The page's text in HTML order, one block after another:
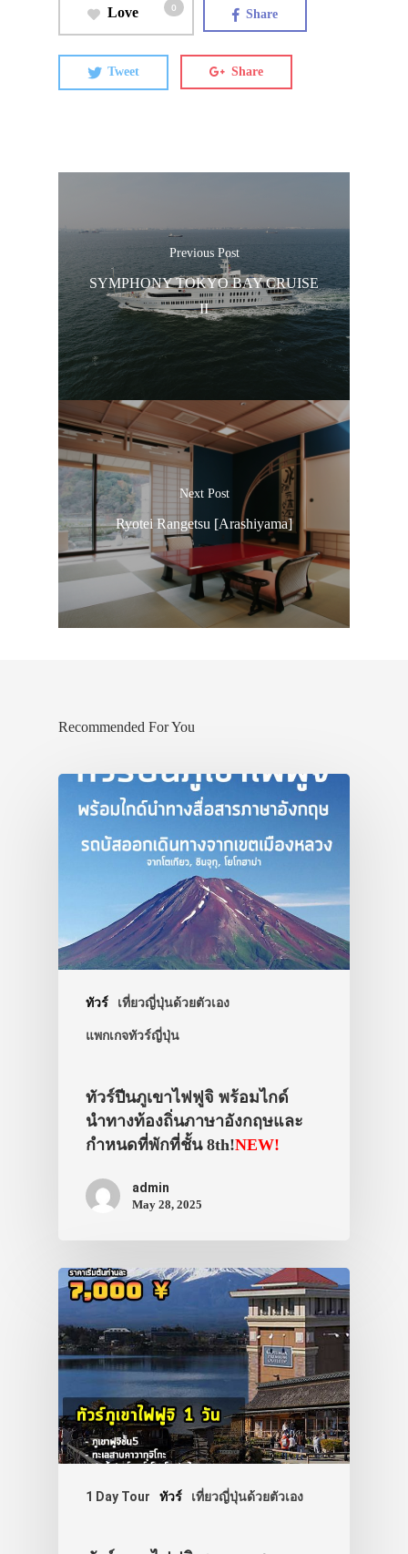
Love 0 Share
Tweet Share
Previous Post
SYMPHONY TOKYO BAY CRUISE
II
Next Post
Ryotei Rangetsu [Arashiyama]
Recommended For You
ทัวร์ เที่ยวญี่ปุ่นด้วยตัวเอง
แพกเกจทัวร์ญี่ปุ่น
ทัวร์ปีนภูเขาไฟฟูจิ พร้อมไกด์
นำทางท้องถิ่นภาษาอังกฤษและ
กำหนดที่พักที่ชั้น 8th!NEW!
admin
May 28, 2025
1 Day Tour ทัวร์ เที่ยวญี่ปุ่นด้วยตัวเอง
ประเทศญี่ปุ่น
เที่ยวญี่ปุ่นด้ว
เอง
รถบัส
เดินทาง
VIDEO
ภาพประทับใจ